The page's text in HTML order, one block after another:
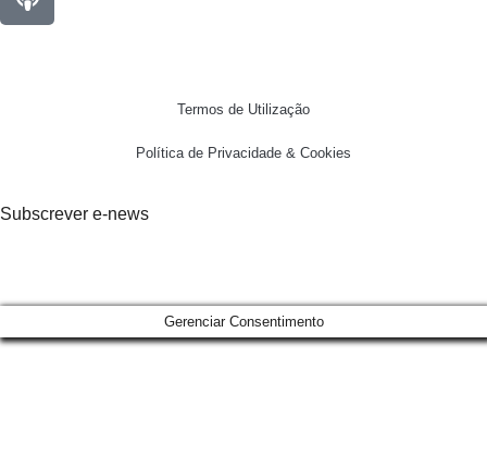
Termos de Utilização
Política de Privacidade & Cookies
Subscrever e-news
Gerenciar Consentimento